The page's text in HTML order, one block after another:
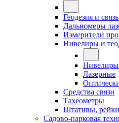
Геодезия и связь
Дальномеры
Измерители
Нивелиры и
Нивелиры
Лазерные
Средства связи
Тахеометры
Штативы,
Садово-парковая